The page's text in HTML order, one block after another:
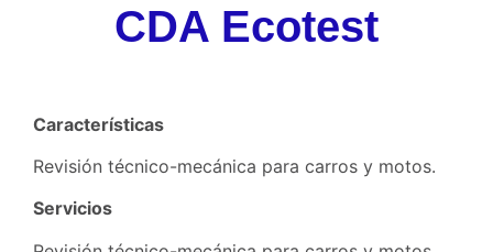
CDA Ecotest
Características
Revisión técnico-mecánica para carros y motos.
Servicios